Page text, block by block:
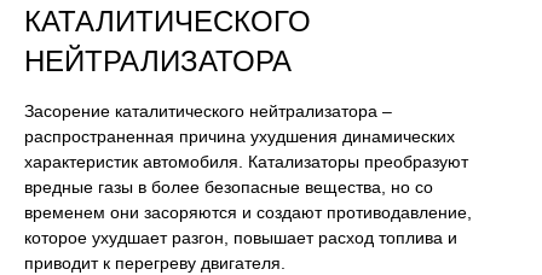
КАТАЛИТИЧЕСКОГО
НЕЙТРАЛИЗАТОРА
Засорение каталитического нейтрализатора –
распространенная причина ухудшения динамических
характеристик автомобиля. Катализаторы преобразуют
вредные газы в более безопасные вещества, но со
временем они засоряются и создают противодавление,
которое ухудшает разгон, повышает расход топлива и
приводит к перегреву двигателя.